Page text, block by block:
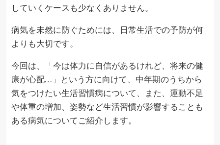
していくケースも少なくありません。
病気を未然に防ぐためには、日常生活での予防が何
よりも大切です。
今回は、「今は体力に自信があるけれど、将来の健
康が心配…」という方に向けて、中年期のうちから
気をつけたい生活習慣病について、また、運動不足
や体重の増加、姿勢など生活習慣が影響することも
ある病気についてご紹介します。